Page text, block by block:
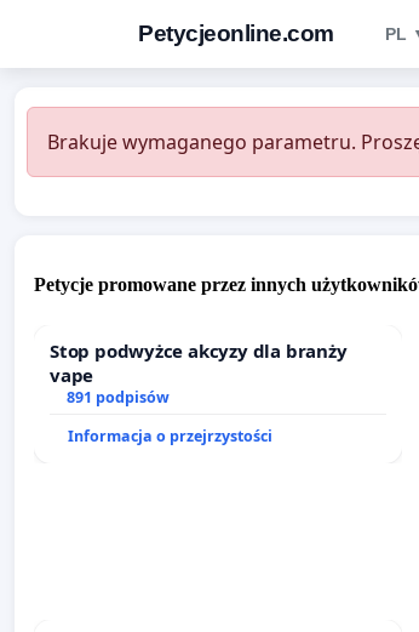
Petycjeonline.com PL
Brakuje wymaganego parametru.
Petycje promowane przez innych
Stop podwyżce akcyzy dla branży
vape
891 podpisów
Informacja o przejrzystości